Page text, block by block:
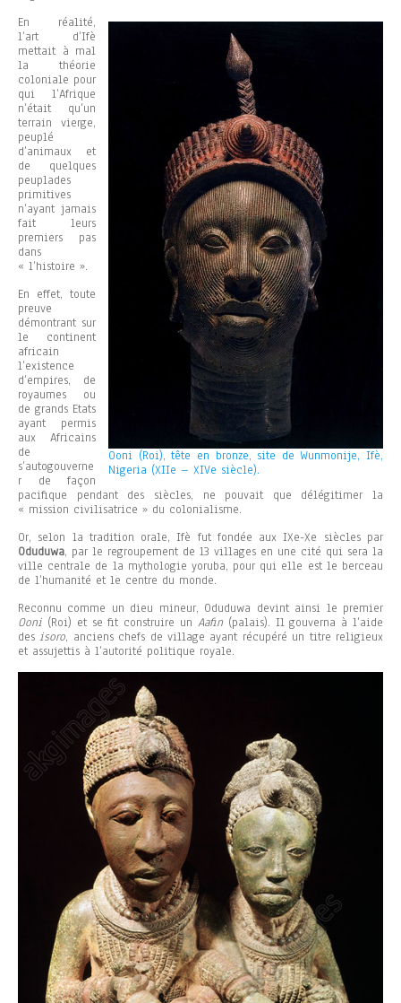
Ooni (Roi), tête en bronze, site de Wunmonije, Ifè,
Nigeria (XIIe – XIVe siècle).
En réalité,
l’art d’Ifè
mettait à mal
la théorie
coloniale pour
qui l’Afrique
n’était qu’un
terrain vierge,
peuplé
d’animaux et
de quelques
peuplades
primitives
n’ayant jamais
fait leurs
premiers pas
dans
« l’histoire ».
En effet, toute
preuve
démontrant sur
le continent
africain
l’existence
d’empires, de
royaumes ou
de grands Etats
ayant permis
aux Africains
de
s’autogouverne
r de façon
pacifique pendant des siècles, ne pouvait que délégitimer la
« mission civilisatrice » du colonialisme.
Or, selon la tradition orale, Ifè fut fondée aux IXe-Xe siècles par
Oduduwa, par le regroupement de 13 villages en une cité qui sera la
ville centrale de la mythologie yoruba, pour qui elle est le berceau
de l’humanité et le centre du monde.
Reconnu comme un dieu mineur, Oduduwa devint ainsi le premier
Ooni (Roi) et se fit construire un Aafin(palais). Il gouverna à l’aide
desisoro, anciens chefs de village ayant récupéré un titre religieux
et assujettis à l’autorité politique royale.